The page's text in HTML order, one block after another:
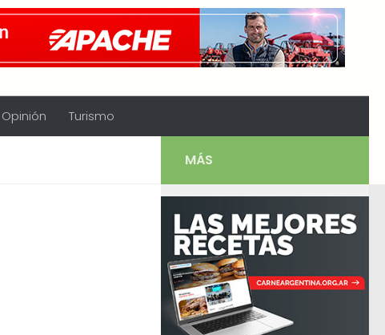
Opinión Turismo
MÁS